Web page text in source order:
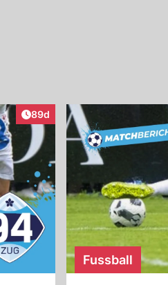
Artikel veröffentlicht:
89d
Fussball